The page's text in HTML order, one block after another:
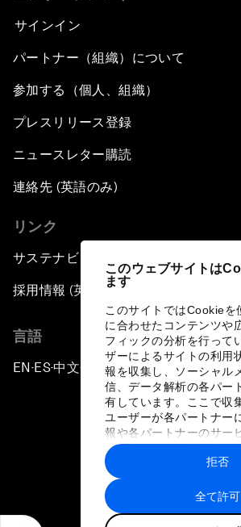
このウェブサイトは
ます
このサイトではCookieを
に合わせたコンテンツや
フィックの分析を行って
ザーによるサイトの利用
報を収集し、ソーシャル
信、データ解析の各パー
有しています。ここで収
ユーザーが各パートナー
報や各パートナーのサー
に収集された情報と組み
トナーによって使用され
す。
全て許可
拒否
サインイン
パートナー（組織）について
参加する（個人、組織）
プレスリリース登録
ニュースレター購読
連絡先 (英語のみ)
リンク
サステナビリティへの取り組み
採用情報 (英語のみ)
言語
EN ▪ES▪中文▪ 日本語
プライバシーポリシーと利
サイトマップ